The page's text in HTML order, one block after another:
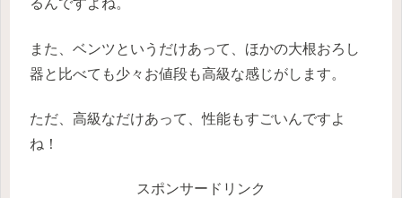
るんですよね。
また、ベンツというだけあって、ほかの大根おろし
器と比べても少々お値段も高級な感じがします。
ただ、高級なだけあって、性能もすごいんですよ
ね！
スポンサードリンク